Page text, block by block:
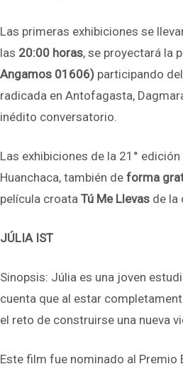
Las primeras exhibiciones se
las 20:00 horas, se proyectará la
Angamos 01606) participando
radicada en Antofagasta,
inédito conversatorio.
Las exhibiciones de la 21°
Huanchaca, también de forma
película croata Tú Me Llevas de la
JÚLIA IST
Sinopsis: Júlia es una joven
cuenta que al estar
el reto de construirse una nueva
Este film fue nominado al Premio